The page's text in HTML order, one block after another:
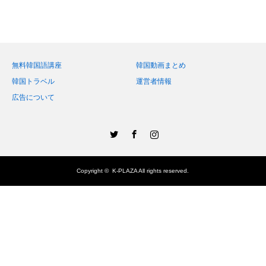
無料韓国語講座
韓国動画まとめ
韓国トラベル
運営者情報
広告について
Instagram
Copyright © K-PLAZAAll rights reserved.